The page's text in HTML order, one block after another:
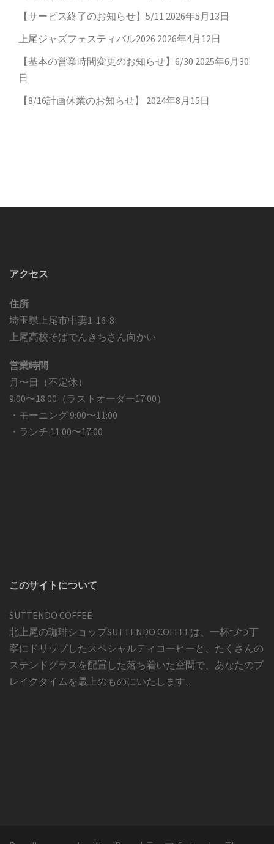
【サービス終了のお知らせ】5/11 2026年5月13日
上尾ジャズフェスティバル2026 2026年4月12日
【基本の営業時間変更のお知らせ】6/30 2025年6月30
日
【8/16計画休業のお知らせ】
2024年8月15日
アクセス
住所
埼玉県上尾市中妻1-16-8
上尾高校そばでんきちさん向かい
営業時間
月〜日（不定休）
9:00〜18:00（ラストオーダー17:00）
・モーニング 9:00〜11:00
・ランチ 11:00〜17:00
このサイトについて
SUTTENDO COFFEE
北上尾の珈琲ショップSUTTENDO COFFEEは、一杯づつ丁
寧にドリップしたスペシャルティコーヒーと、たくさんの
ステンドグラスを配置した落ち着いた空間で、あなたのブ
レイクタイムを最上のものにいたします。